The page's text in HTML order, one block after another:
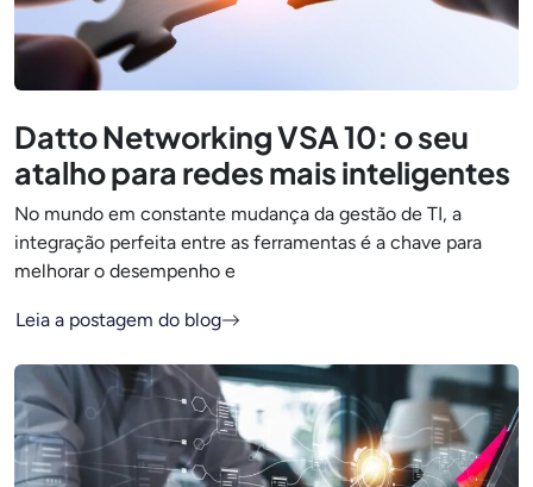
Datto Networking VSA 10: o seu
atalho para redes mais inteligentes
No mundo em constante mudança da gestão de TI, a
integração perfeita entre as ferramentas é a chave para
melhorar o desempenho e
Leia a postagem do blog